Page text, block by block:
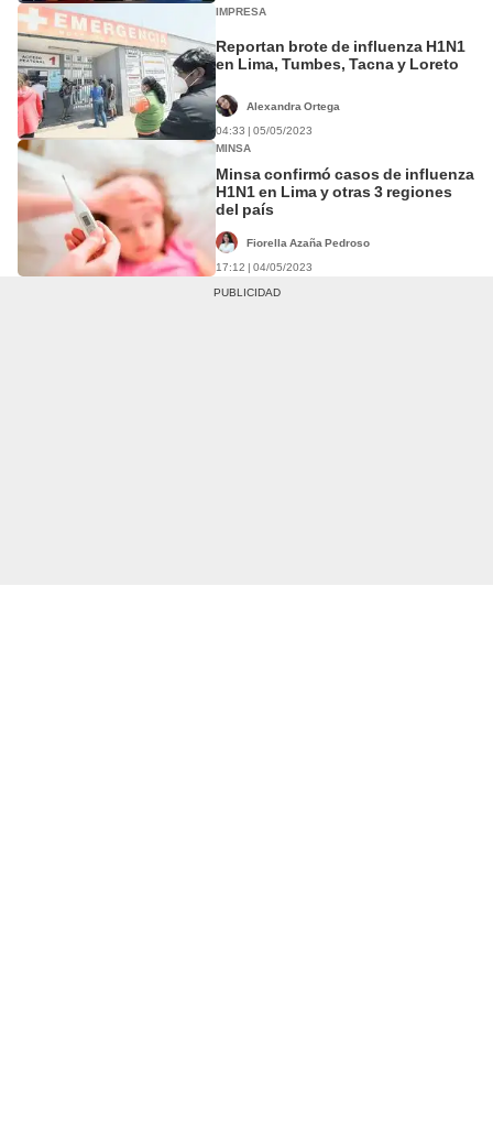
IMPRESA
Reportan brote de influenza H1N1
en Lima, Tumbes, Tacna y Loreto
Alexandra Ortega
04:33 | 05/05/2023
MINSA
Minsa confirmó casos de influenza
H1N1 en Lima y otras 3 regiones
del país
Fiorella Azaña Pedroso
17:12 | 04/05/2023